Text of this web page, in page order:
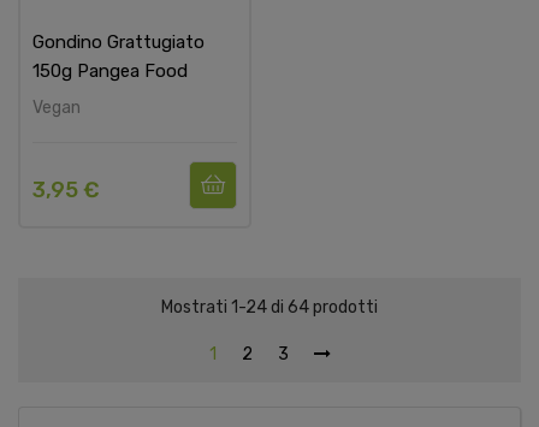
Gondino Grattugiato
150g Pangea Food
Vegan
3,95 €
Mostrati 1-24 di 64 prodotti
1 2 3